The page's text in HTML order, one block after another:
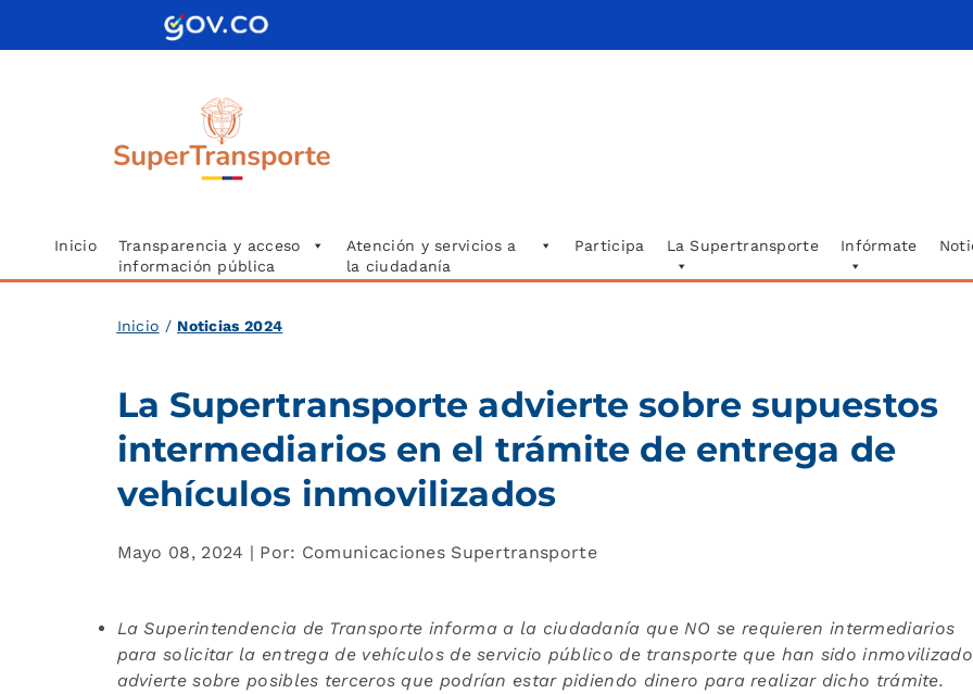
Inicio
Transparencia y acceso
información pública
Atención y servicios a
la ciudadanía
Participa La Supertransporte Infórmate
Inicio / Noticias 2024
La Supertransporte advierte sobre supuestos
intermediarios en el trámite de entrega de
vehículos inmovilizados
Mayo 08, 2024 | Por: Comunicaciones Supertransporte
La Superintendencia de Transporte informa a la ciudadanía que NO se requieren intermediarios
para solicitar la entrega de vehículos de servicio público de transporte que han sido
advierte sobre posibles terceros que podrían estar pidiendo dinero para realizar dicho trámite.